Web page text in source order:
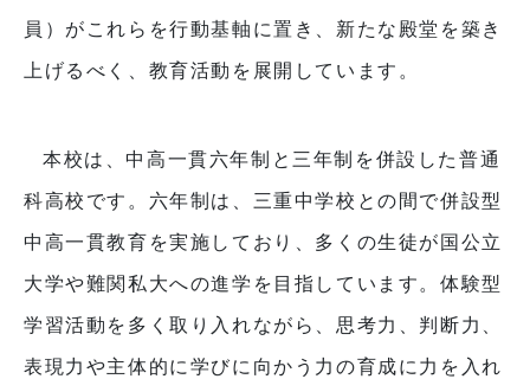
員）がこれらを行動基軸に置き、新たな殿堂を築き
上げるべく、教育活動を展開しています。
本校は、中高一貫六年制と三年制を併設した普通
科高校です。六年制は、三重中学校との間で併設型
中高一貫教育を実施しており、多くの生徒が国公立
大学や難関私大への進学を目指しています。体験型
学習活動を多く取り入れながら、思考力、判断力、
表現力や主体的に学びに向かう力の育成に力を入れ